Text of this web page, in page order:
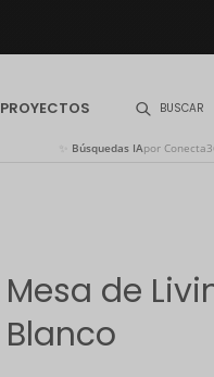
PROYECTOS
Búsquedas IApor
Mesa de
Blanco